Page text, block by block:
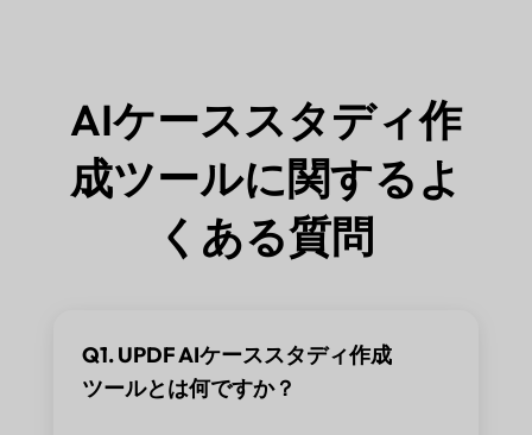
AIケーススタディ作
成ツールに関するよ
くある質問
Q1. UPDF AIケーススタディ作成
ツールとは何ですか？